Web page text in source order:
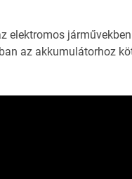
elektromos
az akkumulátorhoz